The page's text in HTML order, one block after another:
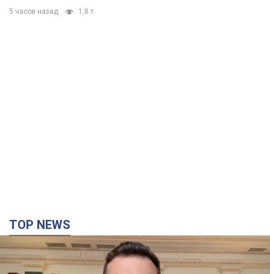
5 часов назад 1,8 т.
TOP NEWS